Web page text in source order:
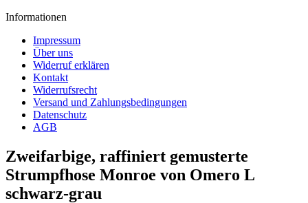
Informationen
Impressum
Über uns
Widerruf erklären
Kontakt
Widerrufsrecht
Versand und Zahlungsbedingungen
Datenschutz
AGB
Zweifarbige, raffiniert gemusterte
Strumpfhose Monroe von Omero L
schwarz-grau